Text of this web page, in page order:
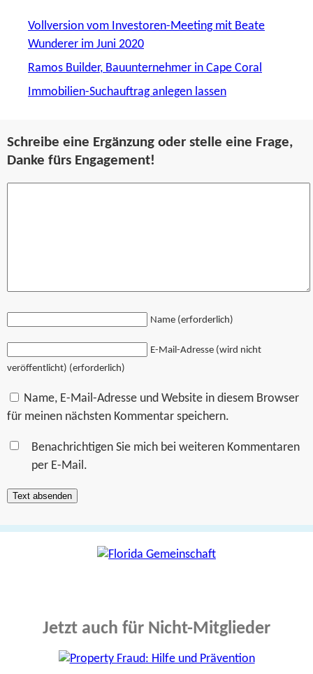
Vollversion vom Investoren-Meeting mit Beate
Wunderer im Juni 2020
Ramos Builder, Bauunternehmer in Cape Coral
Immobilien-Suchauftrag anlegen lassen
Schreibe eine Ergänzung oder stelle eine Frage,
Danke fürs Engagement!
Name (erforderlich)
E-Mail-Adresse (wird nicht
veröffentlicht) (erforderlich)
Name, E-Mail-Adresse und Website in diesem Browser
für meinen nächsten Kommentar speichern.
Benachrichtigen Sie mich bei weiteren Kommentaren
per E-Mail.
Jetzt auch für Nicht-Mitglieder